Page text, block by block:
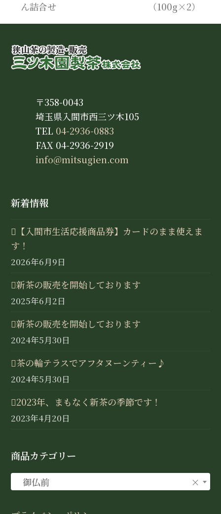
post:
ん詰合せ
（100g×2）
〒358-0043
埼玉県入間市西三ツ木105
TEL 04-2936-0883
FAX 04-2936-2919
info@mitsugien.com
新着情報
【入間市生活応援商品券】カードのまま使えま
す！
2026年6月9日
新茶の販売を開始しております
2025年6月2日
新茶の販売を開始しております
2024年5月30日
茶の輪テラスでアフタヌーンティー♪
2024年5月30日
2023年、まもなく新茶の季節です！
2023年4月20日
商品カテゴリー
×
御仏前